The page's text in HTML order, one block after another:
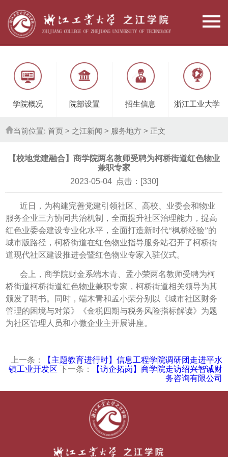
学院概况 院部设置 招生信息 浙江工业大学
当前位置:首页 > 之江新闻 > 服务地方 > 正文
【校地党建融合】商学院两名教师受聘为柯桥街道红色物业
兼职专家
2023-05-04 点击：[ 330]
近日，为构建完善党建引领社区、高校、业委会和物业
服务企业三方协同共治机制，全面提升社区治理能力，提高
红色业委会建设专业化水平，全面打造新时代“枫桥经验”的
城市版路径，柯桥街道在红色物业指导服务站召开了柯桥街
道现代社区建设推进会暨红色物业专家入驻仪式。
会上，商学院财金系端木青、孟小荣两名教师受聘为柯
桥街道柯桥街道红色物业兼职专家，柯桥街道相关领导为其
颁发了聘书。同时，端木青和孟小荣分别以《城市社区财务
管理的困境与对策》《金税四期与税务风险指标解读》为题
为社区管理人员和小微企业主开展讲座。
上一条：
【主题教育进行时】信息工程学院调研团走进平水
镇工业开发区
下一条：
【访企拓岗】商学院走访绍兴智诚财
务咨询有限公司